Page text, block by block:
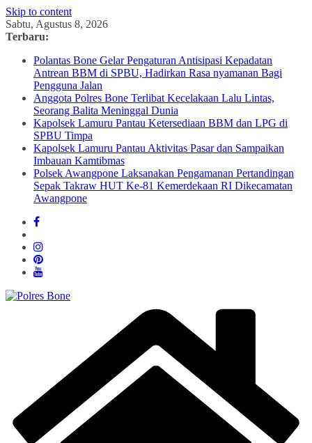
Skip to content
Sabtu, Agustus 8, 2026
Terbaru:
Polantas Bone Gelar Pengaturan Antisipasi Kepadatan
Antrean BBM di SPBU, Hadirkan Rasa nyamanan Bagi
Pengguna Jalan
Anggota Polres Bone Terlibat Kecelakaan Lalu Lintas,
Seorang Balita Meninggal Dunia
Kapolsek Lamuru Pantau Ketersediaan BBM dan LPG di
SPBU Timpa
Kapolsek Lamuru Pantau Aktivitas Pasar dan Sampaikan
Imbauan Kamtibmas
Polsek Awangpone Laksanakan Pengamanan Pertandingan
Sepak Takraw HUT Ke-81 Kemerdekaan RI Dikecamatan
Awangpone